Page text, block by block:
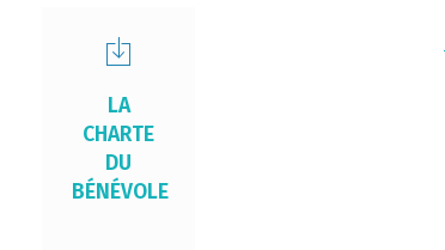
LA
CHARTE
DU
BÉNÉVOLE